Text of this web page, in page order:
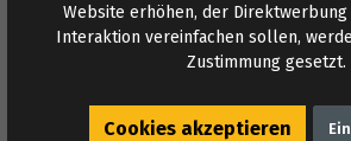
Website erhöhen, der
Interaktion vereinfachen sollen,
Zustimmung gesetzt.
Cookies akzeptieren